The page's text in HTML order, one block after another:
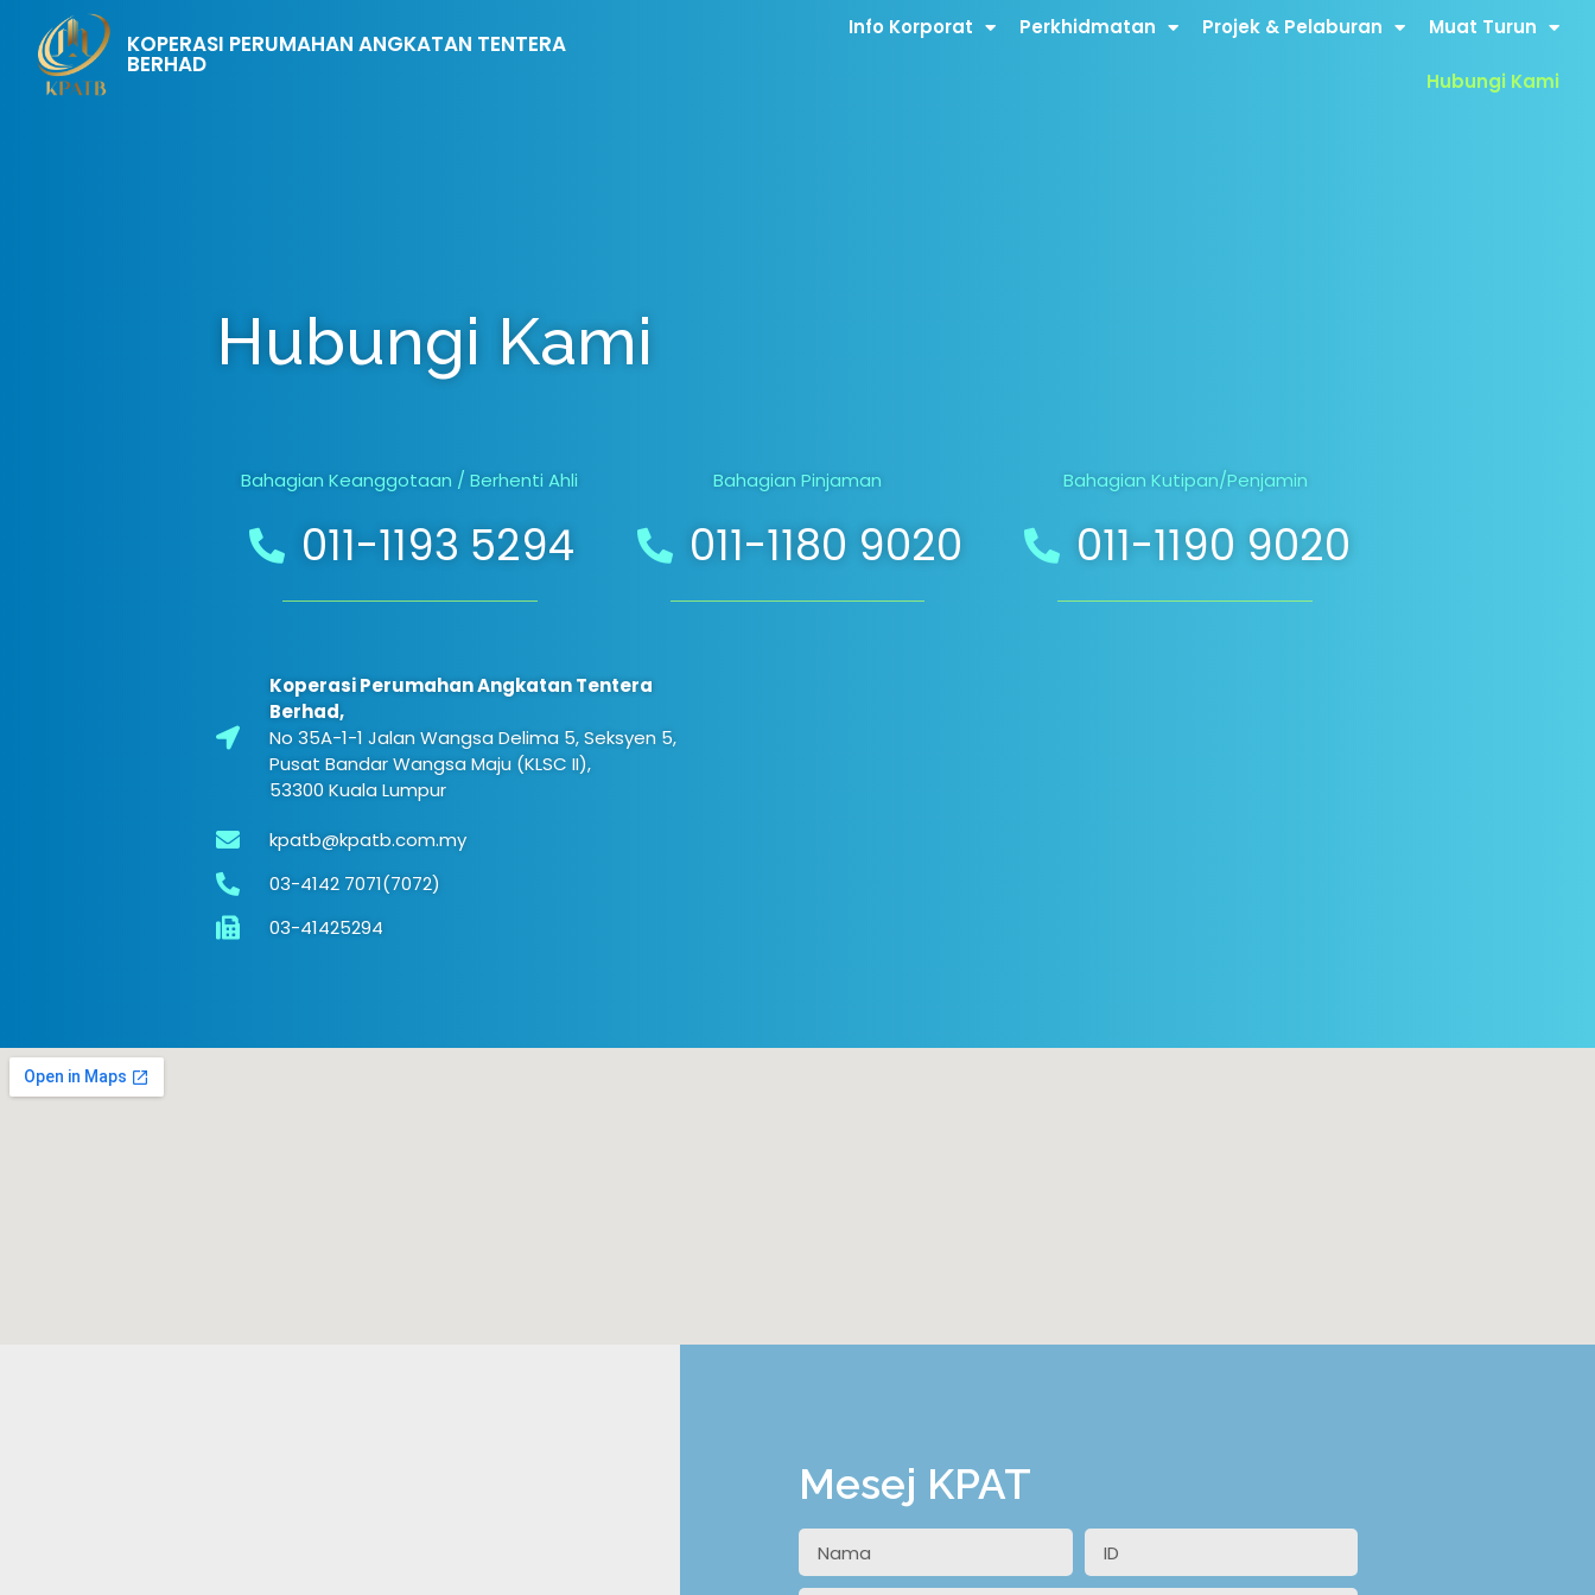
KOPERASI PERUMAHAN ANGKATAN TENTERA
BERHAD
Info Korporat Perkhidmatan Projek & Pelaburan Muat Turun
Hubungi Kami
Hubungi Kami
Bahagian Keanggotaan / Berhenti Ahli
011-1193 5294
Bahagian Pinjaman
011-1180 9020
Bahagian Kutipan/Penjamin
011-1190 9020
Koperasi Perumahan Angkatan Tentera
Berhad,
No 35A-1-1 Jalan Wangsa Delima 5, Seksyen 5,
Pusat Bandar Wangsa Maju (KLSC II),
53300 Kuala Lumpur
kpatb@kpatb.com.my
03-4142 7071(7072)
03-41425294
Mesej KPAT